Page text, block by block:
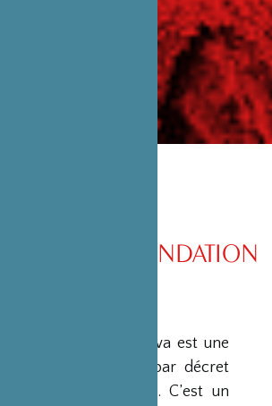
DE LA FONDATION
Japonaise Sasakawa est une
d’utilité publique par décret
du 23 mars 1990. C’est un